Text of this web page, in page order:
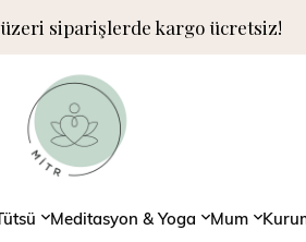
siparişlerde kargo ücretsiz!
Meditasyon & Yoga Mum